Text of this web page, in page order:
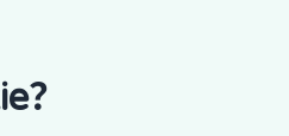
？